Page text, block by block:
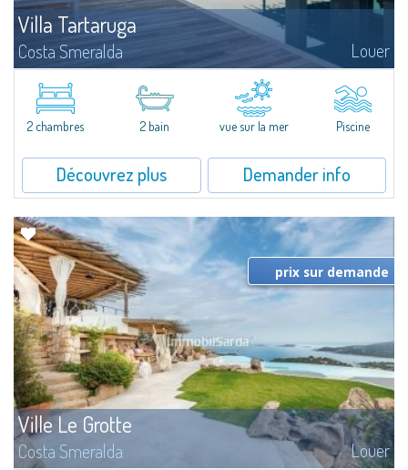
Villa Tartaruga
Costa Smeralda Louer
Niché dans l'arrière-pays bucolique du nord de la Sardaigne, se dresse
Stazzu Tartaruga: une réinterprétation originale et moderne du stazzu
(bergerie) typique de la Gallura.La propriété se compose d'un grand...
2 chambres
2 bain vue sur la mer Piscine
Découvrez plus Demander info
Ville Le Grotte
Costa Smeralda Louer
prix sur demande